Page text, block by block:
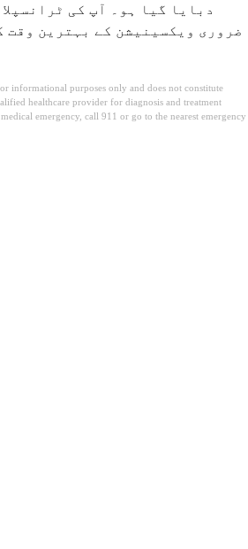
دبایا گیا ہو۔ آپ کی
ضروری ویکسینیشن کے بہترین وقت
informational purposes only and does not constitute
healthcare provider for diagnosis and treatment
emergency, call 911 or go to the nearest emergency